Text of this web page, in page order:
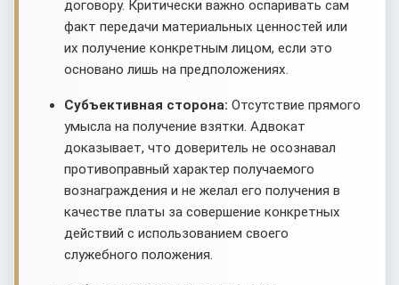
договору. Критически важно оспаривать сам
факт передачи материальных ценностей или
их получение конкретным лицом, если это
основано лишь на предположениях.
Субъективная сторона: Отсутствие прямого
умысла на получение взятки. Адвокат
доказывает, что доверитель не осознавал
противоправный характер получаемого
вознаграждения и не желал его получения в
качестве платы за совершение конкретных
действий с использованием своего
служебного положения.